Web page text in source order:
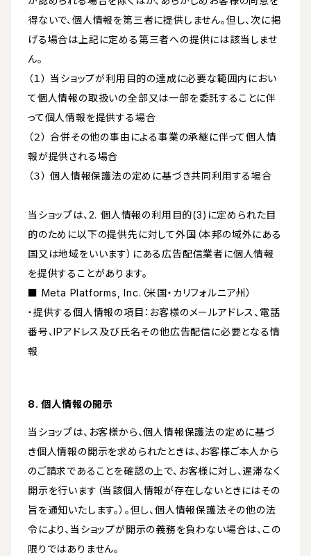
得ないで、個人情報を第三者に提供しません。但し、次に掲
げる場合は上記に定める第三者への提供には該当しませ
ん。
（１） 当ショップが利用目的の達成に必要な範囲内におい
て個人情報の取扱いの全部又は一部を委託することに伴
って個人情報を提供する場合
（２） 合併その他の事由による事業の承継に伴って個人情
報が提供される場合
（３） 個人情報保護法の定めに基づき共同利用する場合
当ショップは、2. 個人情報の利用目的(3)に定められた目
的のために以下の提供先に対して外国（本邦の域外にある
国又は地域をいいます）にある広告配信業者に個人情報
を提供することがあります。
■ Meta Platforms, Inc.（米国・カリフォルニア州）
・提供する個人情報の項目：お客様のメールアドレス、電話
番号、IPアドレス及び氏名その他広告配信に必要となる情
報
8. 個人情報の開示
当ショップは、お客様から、個人情報保護法の定めに基づ
き個人情報の開示を求められたときは、お客様ご本人から
のご請求であることを確認の上で、お客様に対し、遅滞なく
開示を行います（当該個人情報が存在しないときにはその
旨を通知いたします。）。但し、個人情報保護法その他の法
令により、当ショップが開示の義務を負わない場合は、この
限りではありません。